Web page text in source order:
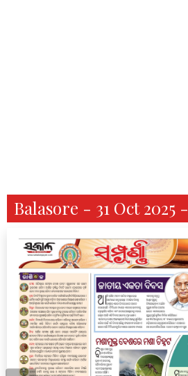
Balasore - 31 Oct 2025 -